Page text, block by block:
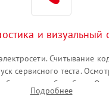
и визуальный
Считывание
сервисного теста.
и барабана.
сушит, не крутит
Подробнее